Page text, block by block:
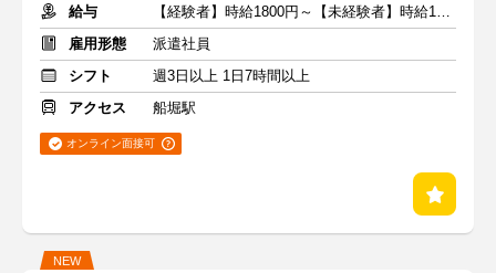
給与
【経験者】時給1800円～【未経験者】時給1500円～ ＋交通費
雇用形態
派遣社員
シフト
週3日以上 1日7時間以上
アクセス
船堀駅
オンライン面接可
NEW